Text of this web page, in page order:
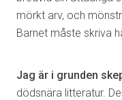
mörkt arv, och
Barnet måste skriva
Jag är i grunden
dödsnära litteratur.